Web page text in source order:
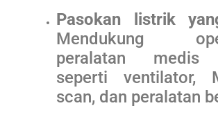
Pasokan listrik
Mendukung
peralatan medis
seperti ventilator,
scan, dan peralatan